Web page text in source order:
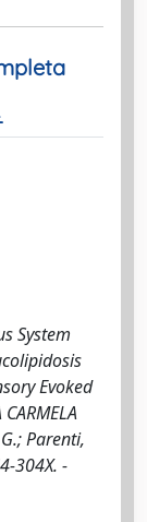
System
Evoked
Parenti,
304X. -